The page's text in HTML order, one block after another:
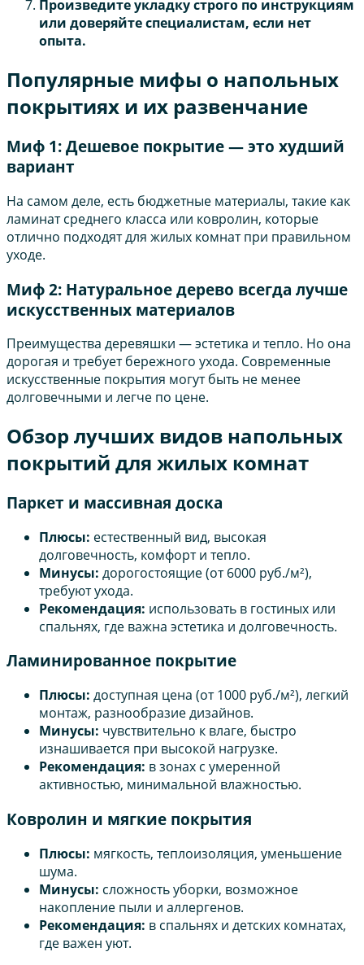
Произведите укладку строго по инструкциям
или доверяйте специалистам, если нет
опыта.
Популярные мифы о напольных
покрытиях и их развенчание
Миф 1: Дешевое покрытие — это худший
вариант
На самом деле, есть бюджетные материалы, такие как
ламинат среднего класса или ковролин, которые
отлично подходят для жилых комнат при правильном
уходе.
Миф 2: Натуральное дерево всегда лучше
искусственных материалов
Преимущества деревяшки — эстетика и тепло. Но она
дорогая и требует бережного ухода. Современные
искусственные покрытия могут быть не менее
долговечными и легче по цене.
Обзор лучших видов напольных
покрытий для жилых комнат
Паркет и массивная доска
Плюсы: естественный вид, высокая
долговечность, комфорт и тепло.
Минусы: дорогостоящие (от 6000 руб./м²),
требуют ухода.
Рекомендация: использовать в гостиных или
спальнях, где важна эстетика и долговечность.
Ламинированное покрытие
Плюсы: доступная цена (от 1000 руб./м²), легкий
монтаж, разнообразие дизайнов.
Минусы: чувствительно к влаге, быстро
изнашивается при высокой нагрузке.
Рекомендация: в зонах с умеренной
активностью, минимальной влажностью.
Ковролин и мягкие покрытия
Плюсы: мягкость, теплоизоляция, уменьшение
шума.
Минусы: сложность уборки, возможное
накопление пыли и аллергенов.
Рекомендация: в спальнях и детских комнатах,
где важен уют.